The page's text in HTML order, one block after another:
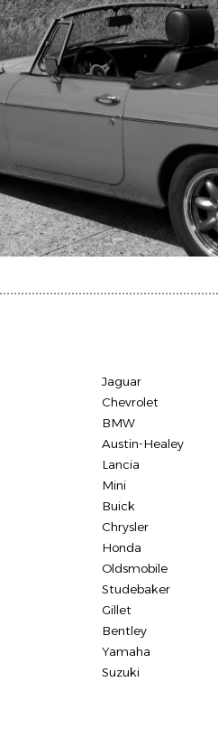
Jaguar
Chevrolet
BMW
Austin-Healey
Lancia
Mini
Buick
Chrysler
Honda
Oldsmobile
Studebaker
Gillet
Bentley
Yamaha
Suzuki